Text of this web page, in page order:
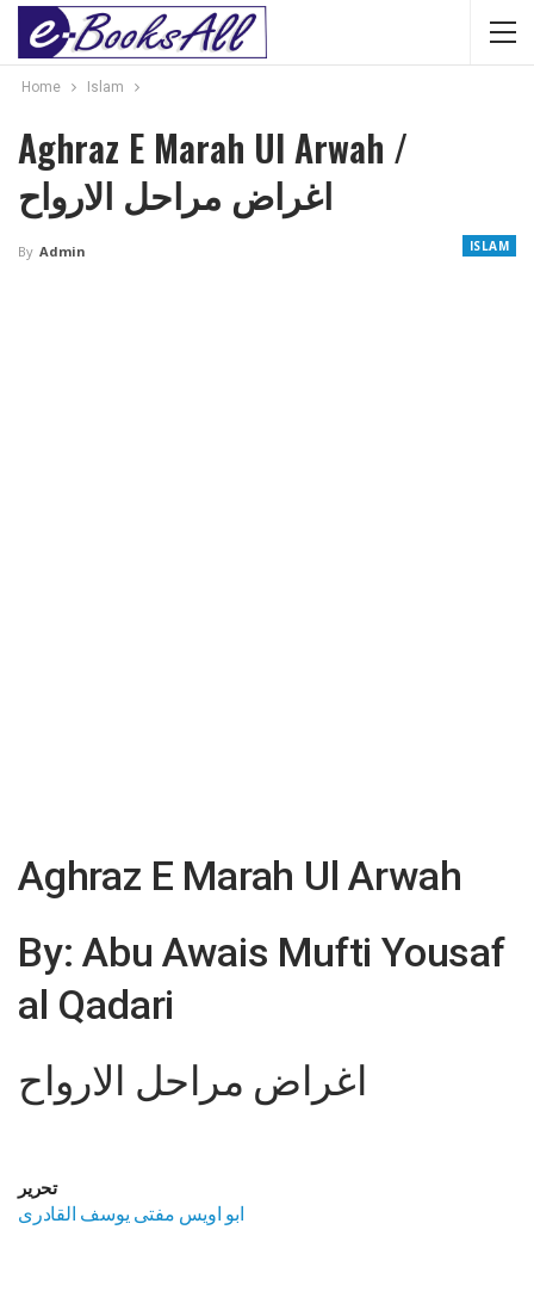
Home Islam
Aghraz E Marah Ul Arwah /
اغراض مراحل الارواح
ISLAM
By Admin
Aghraz E Marah Ul Arwah
By: Abu Awais Mufti Yousaf
al Qadari
اغراض مراحل الارواح
تحریر
ابو اویس مفتی یوسف القادری